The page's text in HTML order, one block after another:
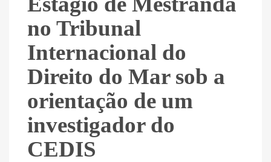
no Tribunal
Internacional do
Direito do Mar sob a
orientação de um
investigador do
CEDIS